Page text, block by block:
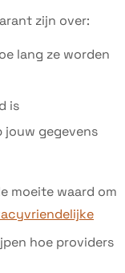
zijn over:
lang ze worden
is
jouw gegevens
moeite waard om
hoe providers